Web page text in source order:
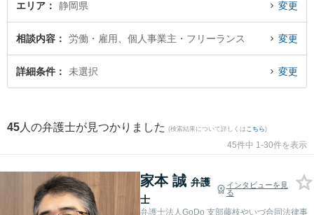
弁護士費用、強みなどが注目されています。『静岡県で土日や夜間に発生した
個人事業主・フリーランスのトラブルを今すぐに弁護士に相談したい』『個人
事業主・フリーランスのトラブル解決の実績豊富な近くの弁護士を検索した
エリア 静岡県 変更
相談内容 労働・雇用、個人事業主・フリーランス 変更
詳細条件 未選択 変更
45 人の弁護士が見つかりました (検索結果について詳しくは こちら)
45件中 1-30件を表示
家本 誠 弁護
士
インタビューを見
る
弁護士法人GoDo 支部藤枝やいづ合同法律事